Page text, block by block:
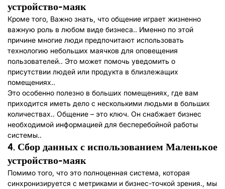
устройство-маяк
Кроме того, Важно знать, что общение играет жизненно
важную роль в любом виде бизнеса.. Именно по этой
причине многие люди предпочитают использовать
технологию небольших маячков для оповещения
пользователей.. Это может помочь уведомить о
присутствии людей или продукта в близлежащих
помещениях..
Это особенно полезно в больших помещениях, где вам
приходится иметь дело с несколькими людьми в больших
количествах.. Общение – это ключ. Он снабжает бизнес
необходимой информацией для бесперебойной работы
системы..
4. Сбор данных с использованием Маленькое
устройство-маяк
Помимо того, что это полноценная система, которая
синхронизируется с метриками и бизнес-точкой зрения., мы